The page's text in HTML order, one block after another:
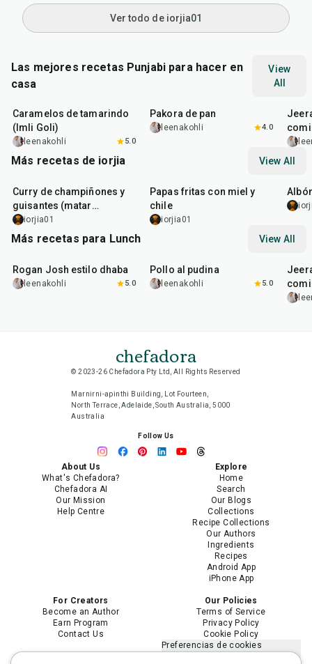
Ver todo de iorjia01
Las mejores recetas Punjabi para hacer en
casa
View
All
1hr20
Caramelos de tamarindo
(Imli Goli)
leenakohli 5.0
Pakora de pan
leenakohli 4.0
Más recetas de iorjia View All
Curry de champiñones y
guisantes (matar
mushroom)
iorjia01
Papas fritas con miel y
chile
iorjia01
Más recetas para Lunch View All
Rogan Josh estilo dhaba
leenakohli 5.0
Pollo al pudina
leenakohli 5.0
chefadora
© 2023-26 Chefadora Pty Ltd, All Rights Reserved
Marnirni-apinthi Building, Lot Fourteen,
North Terrace, Adelaide, South Australia, 5000
Australia
Follow Us
About Us
What's Chefadora?
Chefadora AI
Our Mission
Help Centre
Explore
Home
Search
Our Blogs
Collections
Recipe Collections
Our Authors
Ingredients
Recipes
Android App
iPhone App
For Creators
Become an Author
Earn Program
Contact Us
Our Policies
Terms of Service
Privacy Policy
Cookie Policy
Preferencias de cookies